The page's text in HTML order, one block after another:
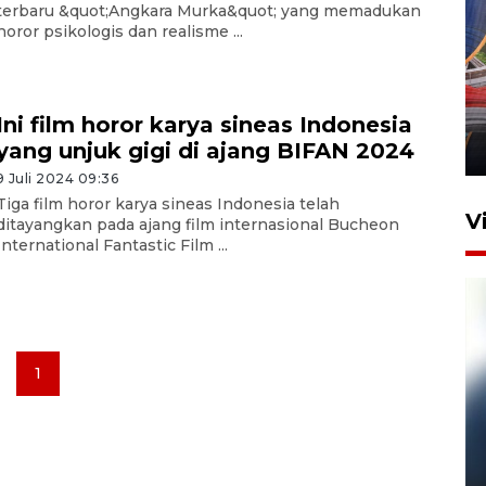
&quot;Angkara Murka&quot; yang memadukan
psikologis dan realisme ...
film horor karya sineas Indonesia
unjuk gigi di ajang BIFAN 2024
Juli 2024 09:36
film horor karya sineas Indonesia telah
pada ajang film internasional Bucheon
Fantastic Film ...
1
Stasiun Bogor
12 Juni 2026 18:49